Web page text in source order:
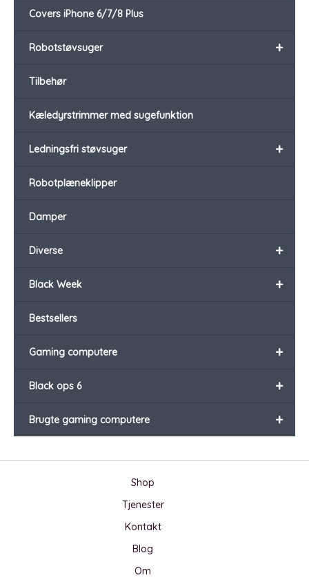
Covers iPhone 6/7/8 Plus
+
Robotstøvsuger
Tilbehør
Kæledyrstrimmer med sugefunktion
+
Ledningsfri støvsuger
Robotplæneklipper
Damper
+
Diverse
+
Black Week
Bestsellers
+
Gaming computere
+
Black ops 6
+
Brugte gaming computere
Shop
Tjenester
Kontakt
Blog
Om